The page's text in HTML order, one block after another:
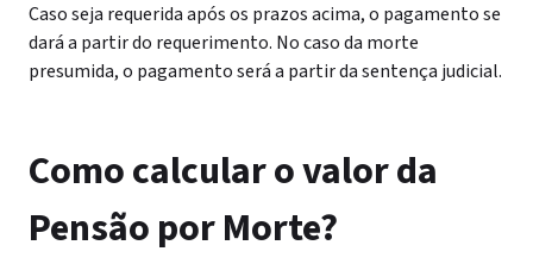
Caso seja requerida após os prazos acima, o pagamento se
dará a partir do requerimento. No caso da morte
presumida, o pagamento será a partir da sentença judicial.
Como calcular o valor da
Pensão por Morte?